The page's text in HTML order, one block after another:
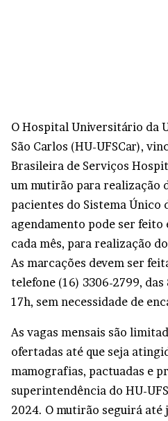
O Hospital Universitário da
São Carlos (HU-UFSCar),
Brasileira de Serviços
um mutirão para realização
pacientes do Sistema Único
agendamento pode ser feito
cada mês, para realização
As marcações devem ser
telefone (16) 3306-2799, das
17h, sem necessidade de
As vagas mensais são
ofertadas até que seja
mamografias, pactuadas e
superintendência do HU-
2024. O mutirão seguirá até